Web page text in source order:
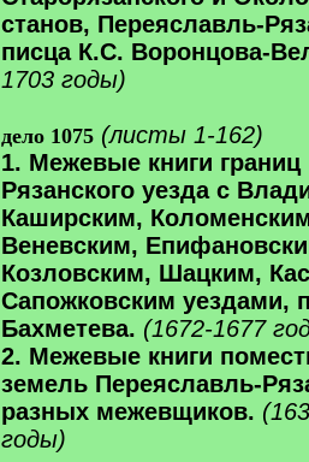
станов, Переяславль-
писца К.С. Воронцова-
1703 годы)
дело 1075 (листы 1-162)
1. Межевые книги
Рязанского уезда с
Каширским,
Веневским,
Козловским, Шацким,
Сапожковским уездами,
Бахметева. (1672-1677
2. Межевые книги
земель Переяславль-
разных межевщиков.
годы)